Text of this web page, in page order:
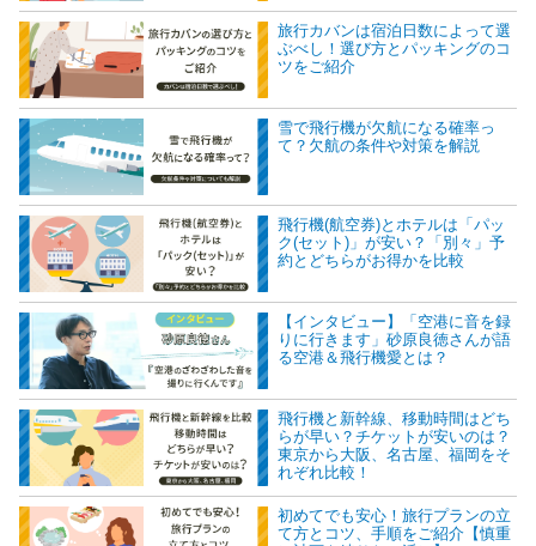
旅行カバンは宿泊日数によって選
ぶべし！選び方とパッキングのコ
ツをご紹介
雪で飛行機が欠航になる確率っ
て？欠航の条件や対策を解説
飛行機(航空券)とホテルは「パッ
ク(セット)」が安い？「別々」予
約とどちらがお得かを比較
【インタビュー】「空港に音を録
りに行きます」砂原良徳さんが語
る空港＆飛行機愛とは？
飛行機と新幹線、移動時間はどち
らが早い？チケットが安いのは？
東京から大阪、名古屋、福岡をそ
れぞれ比較！
初めてでも安心！旅行プランの立
て方とコツ、手順をご紹介【慎重